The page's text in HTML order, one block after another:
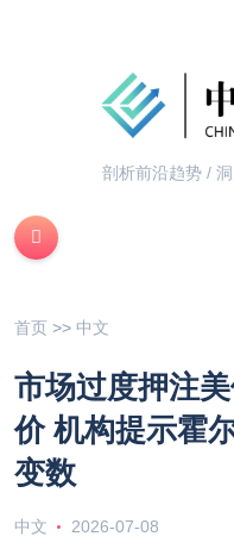
剖析前沿趋势 /
首页 >> 中文
市场过度押注
价 机构提示霍
变数
中文 2026-07-08